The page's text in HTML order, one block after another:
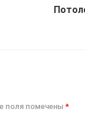
поля помечены *